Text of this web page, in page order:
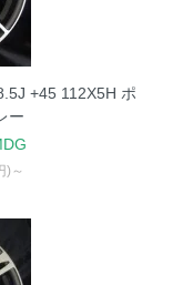
+45 112X5H ポ
ー
)～